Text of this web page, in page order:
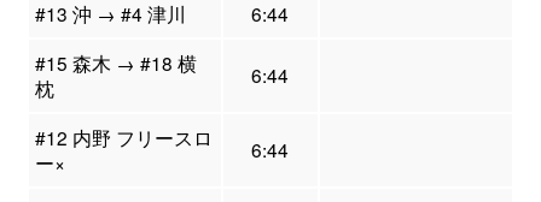
#13 沖 → #4 津川
6:44
#15 森木 → #18 横
枕
6:44
#12 内野 フリースロ
ー×
6:44